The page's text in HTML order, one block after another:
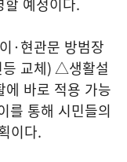
·현관문 방범장
교체)△생활설
에 바로 적용 가능
를 통해 시민들의
이다.